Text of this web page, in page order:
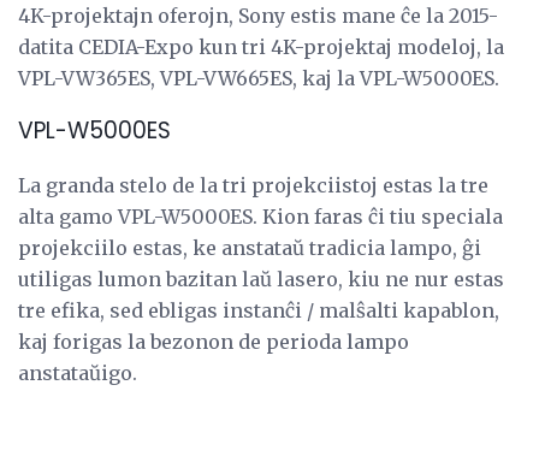
4K-projektajn oferojn, Sony estis mane ĉe la 2015-
datita CEDIA-Expo kun tri 4K-projektaj modeloj, la
VPL-VW365ES, VPL-VW665ES, kaj la VPL-W5000ES.
VPL-W5000ES
La granda stelo de la tri projekciistoj estas la tre
alta gamo VPL-W5000ES. Kion faras ĉi tiu speciala
projekciilo estas, ke anstataŭ tradicia lampo, ĝi
utiligas lumon bazitan laŭ lasero, kiu ne nur estas
tre efika, sed ebligas instanĉi / malŝalti kapablon,
kaj forigas la bezonon de perioda lampo
anstataŭigo.